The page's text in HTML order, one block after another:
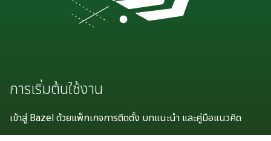
การเริ่มต้นใช้งาน
เข้าสู่ Bazel ด้วยแพ็กเกจการติดตั้ง บทแนะนำ และคู่มือแนวคิด